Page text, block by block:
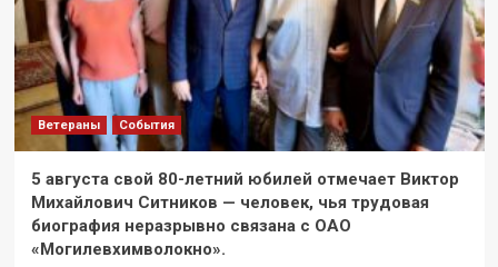
Ветераны События
5 августа свой 80-летний юбилей отмечает Виктор
Михайлович Ситников — человек, чья трудовая
биография неразрывно связана с ОАО
«Могилевхимволокно».